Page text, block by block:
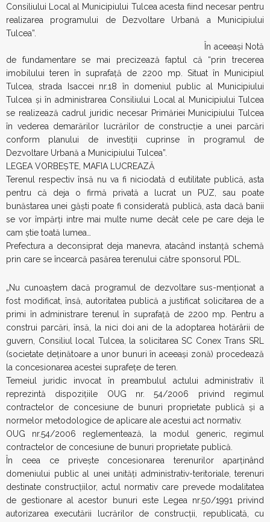
Consiliului Local al Municipiului Tulcea acesta fiind necesar pentru
realizarea programului de Dezvoltare Urbană a Municipiului
Tulcea”.
În aceeaşi Notă
de fundamentare se mai precizează faptul că “prin trecerea
imobilului teren în suprafaţă de 2200 mp. Situat în Municipiul
Tulcea, strada Isaccei nr.18 în domeniul public al Municipiului
Tulcea şi în administrarea Consiliului Local al Municipiului Tulcea
se realizează cadrul juridic necesar Primăriei Municipiului Tulcea
în vederea demarărilor lucrărilor de construcţie a unei parcări
conform planului de investiţii cuprinse în programul de
Dezvoltare Urbană a Municipiului Tulcea”.
LEGEA VORBEŞTE, MAFIA LUCREAZĂ
Terenul respectiv însă nu va fi niciodată d eutilitate publică, asta
pentru că deja o firmă privată a lucrat un PUZ, sau poate
bunăstarea unei găşti poate fi considerată publică, asta dacă banii
se vor împărţi intre mai multe nume decât cele pe care deja le
cam ştie toată lumea…
Prefectura a deconsiprat deja manevra, atacând instanţă schemă
prin care se încearcă pasărea terenului către sponsorul PDL.
„Nu cunoaştem dacă programul de dezvoltare sus-menţionat a
fost modificat, însă, autoritatea publică a justificat solicitarea de a
primi în administrare terenul în suprafaţă de 2200 mp. Pentru a
construi parcări, însă, la nici doi ani de la adoptarea hotărârii de
guvern, Consiliul local Tulcea, la solicitarea SC Conex Trans SRL
(societate deţinătoare a unor bunuri în aceeaşi zonă) procedează
la concesionarea acestei suprafeţe de teren.
Temeiul juridic invocat în preambulul actului administrativ îl
reprezintă dispoziţiile OUG nr. 54/2006 privind regimul
contractelor de concesiune de bunuri proprietate publică şi a
normelor metodologice de aplicare ale acestui act normativ.
OUG nr.54/2006 reglementează, la modul generic, regimul
contractelor de concesiune de bunuri proprietate publică.
În ceea ce priveşte concesionarea terenurilor aparţinând
domeniului public al unei unităţi administrativ-teritoriale, terenuri
destinate construcţiilor, actul normativ care prevede modalitatea
de gestionare al acestor bunuri este Legea nr.50/1991 privind
autorizarea executării lucrărilor de construcţii, republicată, cu